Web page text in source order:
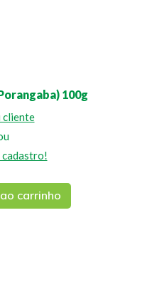
100g
cliente
cadastro!
carrinho